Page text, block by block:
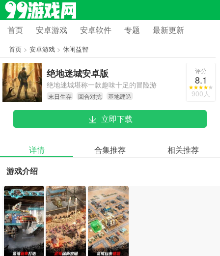
首页 安卓游戏 安卓软件 专题 最新更新
首页> 安卓游戏> 休闲益智
绝地迷城安卓版
绝地迷城堪称一款趣味十足的冒险游
戏，其游戏画面美轮美奂，玩法多种
多样，带来的体验顺滑流畅，难度把
控恰到好处，能让玩家尽情领略绝佳
抗、生存挑战之类的元素，进一步提
相当不错的选择。
末日生存 回合对抗 基地建造
评分
8.1
900人
立即下载
详情 合集推荐
相关推荐
游戏介绍